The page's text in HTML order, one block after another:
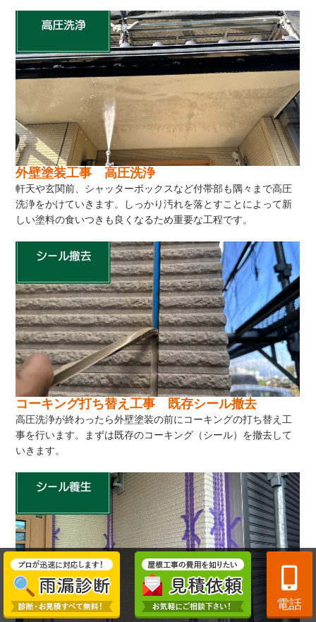
外壁塗装工事 高圧洗浄
軒天や玄関前、シャッターボックスなど付帯部も隅々まで高圧
洗浄をかけていきます。しっかり汚れを落とすことによって新
しい塗料の食いつきも良くなるため重要な工程です。
コーキング打ち替え工事 既存シール撤去
高圧洗浄が終わったら外壁塗装の前にコーキングの打ち替え工
事を行います。まずは既存のコーキング（シール）を撤去して
いきます。
電話